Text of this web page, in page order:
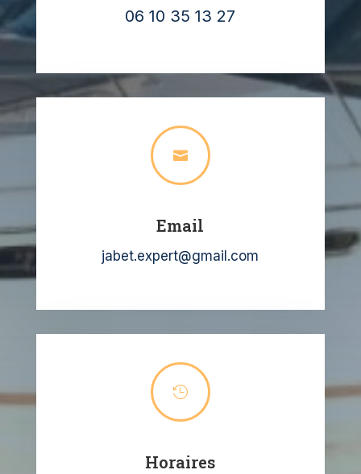
06 10 35 13 27

Email
jabet.expert@gmail.com

Horaires